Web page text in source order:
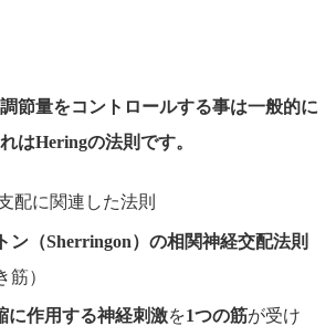
節量をコントロールする事は一般的に
はHeringの法則です。
配に関連した法則
ン（Sherringon）の相関神経交配法則
筋）
に作用する神経刺激を1つの筋が受け